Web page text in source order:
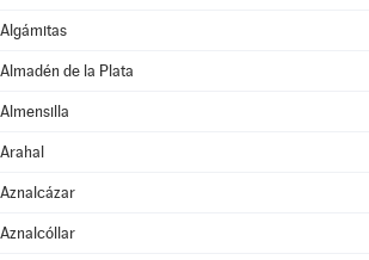
Algámitas
Almadén de la Plata
Almensilla
Arahal
Aznalcázar
Aznalcóllar